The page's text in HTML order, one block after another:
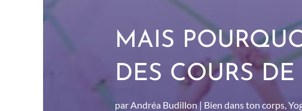
MAIS
DES COURS
parAndréa Budillon| Bien dans ton corps,